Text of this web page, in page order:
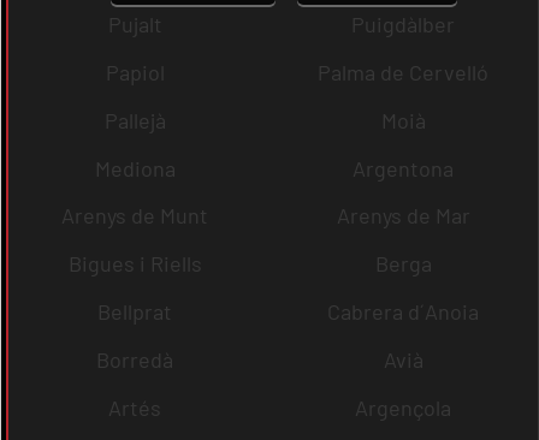
Pujalt
Puigdàlber
Papiol
Palma de Cervelló
Pallejà
Moià
Mediona
Argentona
Arenys de Munt
Arenys de Mar
Bigues i Riells
Berga
Bellprat
Cabrera d´Anoia
Borredà
Avià
Artés
Argençola